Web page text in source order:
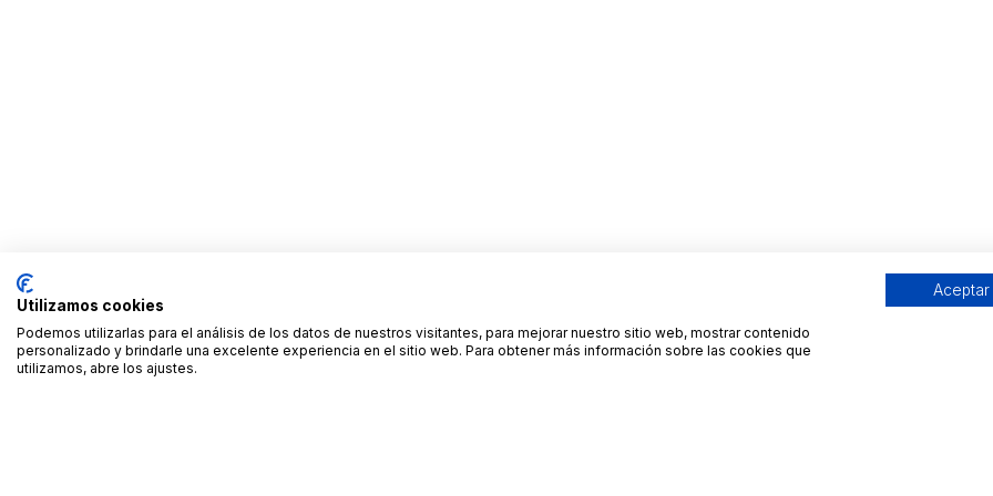
Utilizamos cookies
Podemos utilizarlas para el análisis de los datos de nuestros visitantes, para mejorar nuestro sitio web, mostrar contenido
personalizado y brindarle una excelente experiencia en el sitio web. Para obtener más información sobre las cookies que
utilizamos, abre los ajustes.